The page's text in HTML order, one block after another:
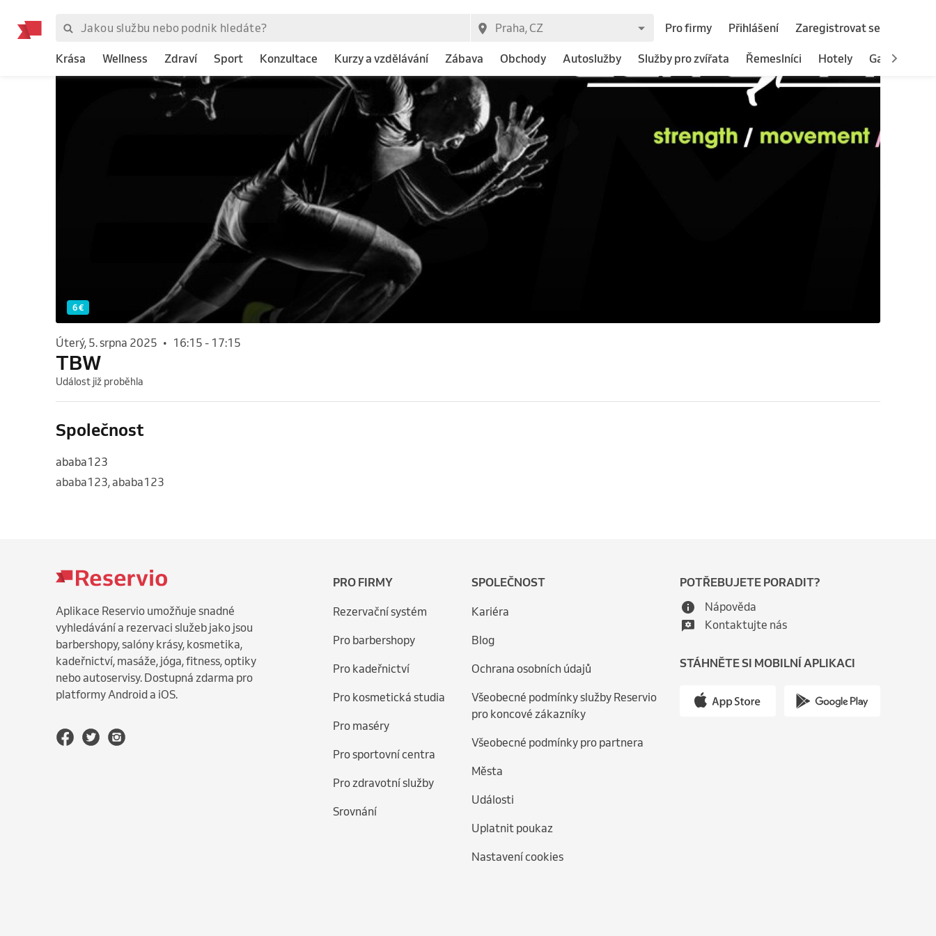
Pro firmy Přihlášení Zaregistrovat se
Krása Wellness Zdraví Sport Konzultace Kurzy a vzdělávání Zábava Obchody Autoslužby Služby pro zvířata Řemeslníci Hotely Gastronomie
6 €
úterý, 5. srpna 2025 • 16:15 - 17:15
TBW
Událost již proběhla
Společnost
ababa123
ababa123, ababa123
Aplikace Reservio umožňuje snadné
vyhledávání a rezervaci služeb jako jsou
barbershopy, salóny krásy, kosmetika,
kadeřnictví, masáže, jóga, fitness, optiky
nebo autoservisy. Dostupná zdarma pro
platformy Android a iOS.
PRO FIRMY
Rezervační systém
Pro barbershopy
Pro kadeřnictví
Pro kosmetická studia
Pro maséry
Pro sportovní centra
Pro zdravotní služby
Srovnání
SPOLEČNOST
Kariéra
Blog
Ochrana osobních údajů
Všeobecné podmínky služby Reservio
pro koncové zákazníky
Všeobecné podmínky pro partnera
Města
Události
Uplatnit poukaz
Nastavení cookies
POTŘEBUJETE PORADIT?
Nápověda
Kontaktujte nás
STÁHNĚTE SI MOBILNÍ APLIKACI